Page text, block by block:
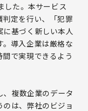
した。本サービス
判定を行い、「犯罪
基づく新しい本人
導入企業は厳格な
で実現できるよう
、複数企業のデータ
は、弊社のビジョ